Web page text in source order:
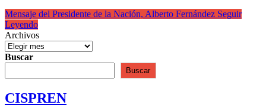
Mensaje del Presidente de la Nación, Alberto Fernández Seguir
Leyendo
Archivos
Buscar
Buscar
CISPREN